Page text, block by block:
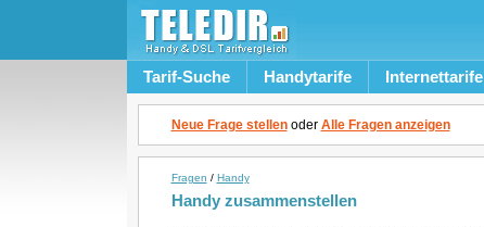
Tarif-Suche Handytarife Internettarife
Neue Frage stellenoder Alle Fragen anzeigen
Fragen / Handy
Handy zusammenstellen